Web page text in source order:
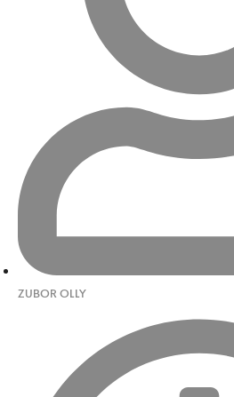
ZUBOR OLLY